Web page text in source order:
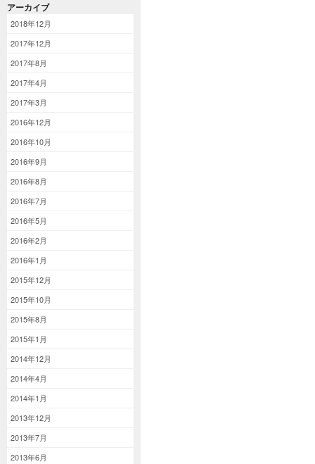
アーカイブ
2018年12月
2017年12月
2017年8月
2017年4月
2017年3月
2016年12月
2016年10月
2016年9月
2016年8月
2016年7月
2016年5月
2016年2月
2016年1月
2015年12月
2015年10月
2015年8月
2015年1月
2014年12月
2014年4月
2014年1月
2013年12月
2013年7月
2013年6月